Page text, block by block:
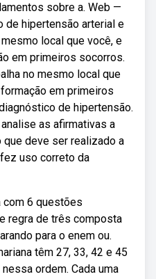
sobre a. Web —
de hipertensão arterial e
local que você, e
em primeiros socorros.
no mesmo local que
em primeiros
de hipertensão.
as afirmativas a
deve ser realizado a
uso correto da
6 questões
regra de três composta
para o enem ou.
têm 27, 33, 42 e 45
ordem. Cada uma